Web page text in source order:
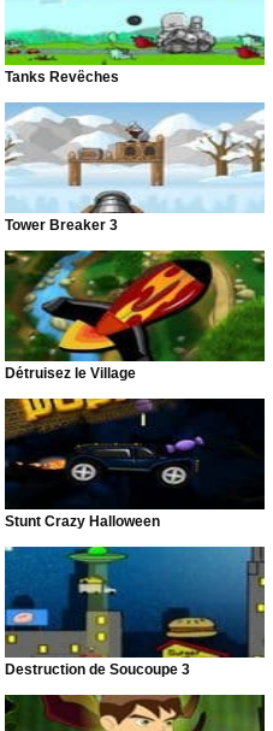
Tanks Revêches
Tower Breaker 3
Détruisez le Village
Stunt Crazy Halloween
Destruction de Soucoupe 3